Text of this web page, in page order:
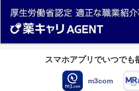
スマホアプリでいつでも
m3com